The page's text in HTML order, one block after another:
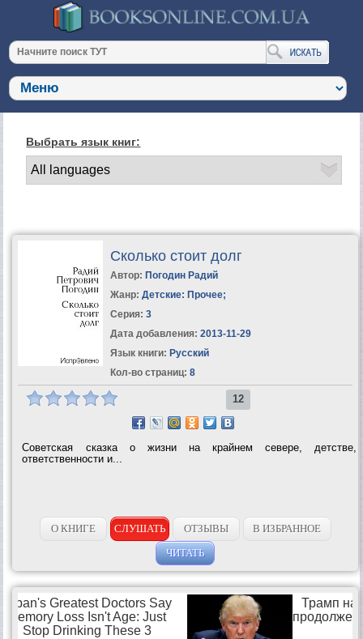
Выбрать язык книг:
Сколько стоит долг
Автор: Погодин Радий
Жанр: Детские: Прочее;
Серия: 3
Дата добавления: 2013-11-29
Язык книги: Русский
Кол-во страниц: 8
12
Советская сказка о жизни на крайнем севере, детстве,
ответственности и...
О КНИГЕ СЛУШАТЬ ОТЗЫВЫ
В ИЗБРАННОЕ
ЧИТАТЬ